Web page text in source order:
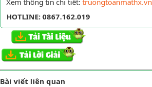
Xem thông tin chi tiết: truongtoanmathx.vn
HOTLINE: 0867.162.019
Bài viết liên quan